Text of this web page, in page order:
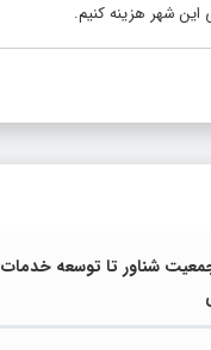
این شهر هزینه کنیم.
شناور تا توسعه خدمات